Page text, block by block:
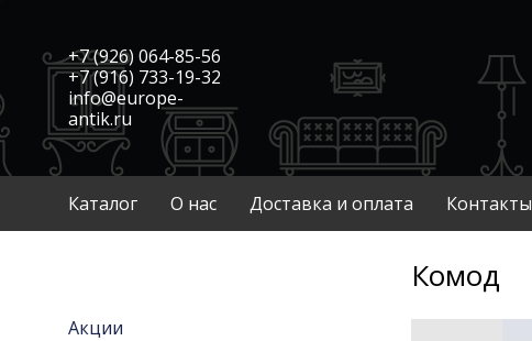
+7 (926) 064-85-56
+7 (916) 733-19-32
info@europe-
antik.ru
Каталог О нас Доставка и оплата Контакты
Акции
Комод